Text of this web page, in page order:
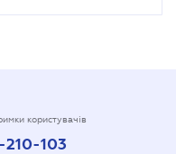
користувачів
103